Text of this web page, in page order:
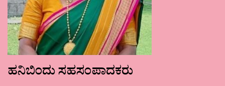
ಹನಿಬಿಂದು ಸಹಸಂಪಾದಕರು